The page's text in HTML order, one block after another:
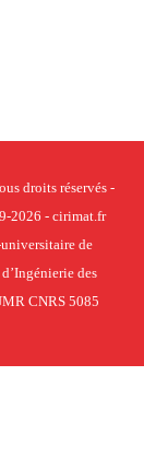
droits réservés -
2026 - cirimat.fr
de
des
CNRS 5085